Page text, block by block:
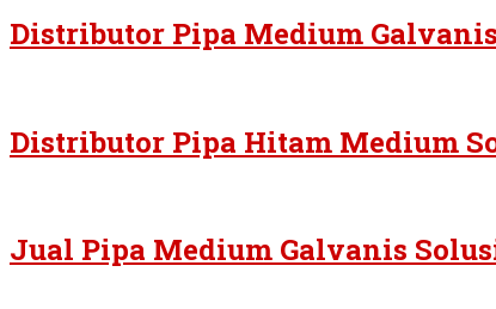
Distributor Pipa Medium
Distributor Pipa Hitam Medium
Jual Pipa Medium Galvanis